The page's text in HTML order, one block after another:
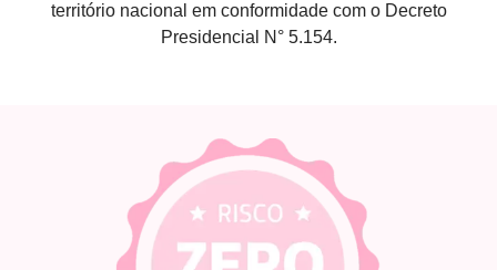
território nacional em conformidade com o Decreto
Presidencial N° 5.154.